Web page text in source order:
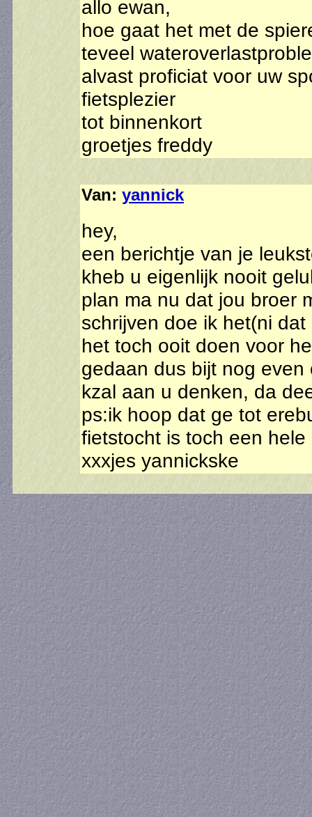
allo ewan,
hoe gaat het met de
teveel
alvast proficiat voor uw
fietsplezier
tot binnenkort
groetjes freddy
Van: yannick
hey,
een berichtje van je
kheb u eigenlijk nooit
plan ma nu dat jou broer
schrijven doe ik het(ni
het toch ooit doen voor
gedaan dus bijt nog
kzal aan u denken, da
ps:ik hoop dat ge tot
fietstocht is toch een hele
xxxjes yannickske